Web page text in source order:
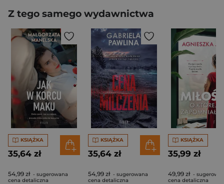
Z tego samego wydawnictwa
KSIĄŻKA
35,64 zł
54,99 zł - sugerowana
cena detaliczna
KSIĄŻKA
35,64 zł
54,99 zł - sugerowana
cena detaliczna
KSIĄŻKA
35,99 zł
49,99 zł -
cena detaliczna